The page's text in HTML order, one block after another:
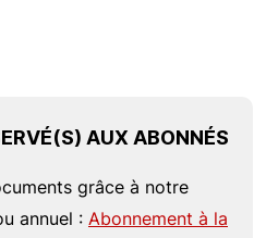
AUX ABONNÉS
grâce à notre
annuel : Abonnement à la